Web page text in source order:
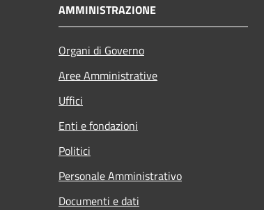
AMMINISTRAZIONE
Organi di Governo
Aree Amministrative
Uffici
Enti e fondazioni
Politici
Personale Amministrativo
Documenti e dati